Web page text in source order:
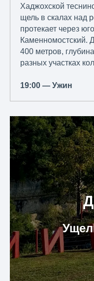
Хаджохской
щель в скалах над
протекает через
Каменномостский.
400 метров,
разных участках
19:00 — Ужин